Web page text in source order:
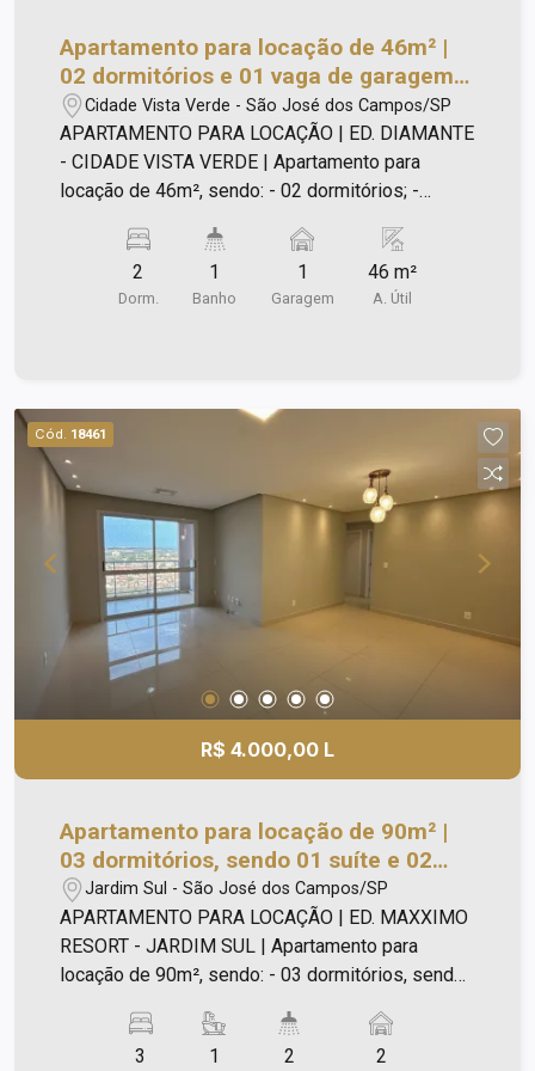
Apartamento para locação de 46m² |
02 dormitórios e 01 vaga de garagem |
Edifício Diamante - Cidade Vista Verde
| São José dos Campos |
Cidade Vista Verde - São José dos Campos/SP
APARTAMENTO PARA LOCAÇÃO | ED. DIAMANTE
- CIDADE VISTA VERDE | Apartamento para
locação de 46m², sendo: - 02 dormitórios; -
Área de Serviço; - 01 vaga de garagem.
2
Dorm.
1
Banho
1
Garagem
46 m²
A. Útil
Cód. 18461
R$ 4.000,00 L
Apartamento para locação de 90m² |
03 dormitórios, sendo 01 suíte e 02
vagas de garagem | Edifício Maxximo
Resort - Jardim Sul | São José dos
Campos |
Jardim Sul - São José dos Campos/SP
APARTAMENTO PARA LOCAÇÃO | ED. MAXXIMO
RESORT - JARDIM SUL | Apartamento para
locação de 90m², sendo: - 03 dormitórios, sendo
ampla com varanda; - Cozinha com gabinete; - 02
vagas de garagem. - Lazer estilo resort com:
3 1 2 2